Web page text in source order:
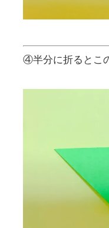
④半分に折るとこ